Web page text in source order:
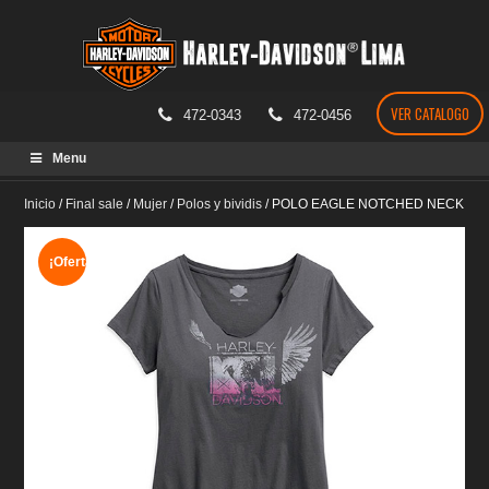
472-0343 472-0456 VER CATALOGO
Menu
Inicio / Final sale / Mujer / Polos y bividis / POLO EAGLE NOTCHED NECK
¡Oferta!